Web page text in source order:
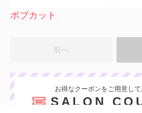
ボブカット
前へ
お得なクーポンをご用意して
SALON